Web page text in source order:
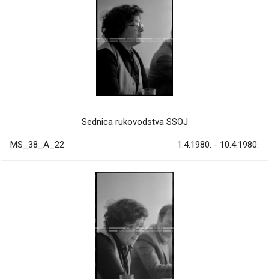
Sednica rukovodstva SSOJ
MS_38_A_22 1.4.1980. - 10.4.1980.